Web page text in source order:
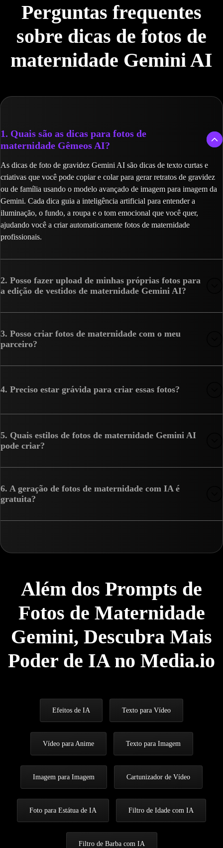
Perguntas frequentes
sobre dicas de fotos de
maternidade Gemini AI
1. Quais são as dicas para fotos de
maternidade Gêmeos AI?
As dicas de foto de gravidez Gemini AI são dicas de texto curtas e
criativas que você pode copiar e colar para gerar retratos de gravidez
ou de família usando o modelo avançado de imagem para imagem da
Gemini. Cada dica guia a inteligência artificial para entender a
iluminação, o fundo, a roupa e o tom emocional que você quer,
ajudando você a criar automaticamente fotos de maternidade
profissionais.
2. Posso fazer upload de minhas próprias fotos para
a edição de vestidos de maternidade Gemini AI?
3. Posso criar fotos de maternidade com o meu
parceiro?
4. Preciso estar grávida para criar essas fotos?
5. Quais estilos de fotos de maternidade Gemini AI
pode criar?
6. A geração de fotos de maternidade com IA é
gratuita?
Além dos Prompts de
Fotos de Maternidade
Gemini, Descubra Mais
Poder de IA no Media.io
Efeitos de IA Texto para Vídeo
Vídeo para Anime Texto para Imagem
Imagem para Imagem Cartunizador de Vídeo
Foto para Estátua de IA Filtro de Idade com IA
Filtro de Barba com IA